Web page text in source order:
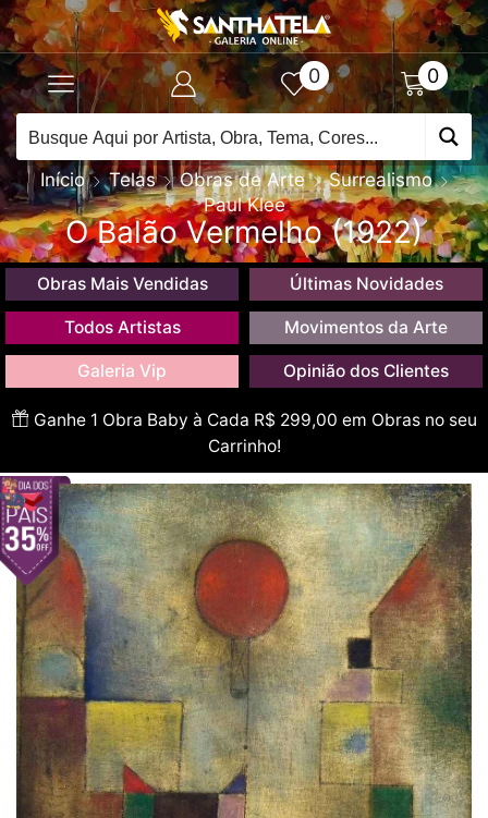
0 0
Início Telas Obras de Arte
Surrealismo
Paul Klee
O Balão Vermelho (1922)
Obras Mais Vendidas Últimas Novidades
Todos Artistas Movimentos da Arte
Galeria Vip Opinião dos Clientes
Ganhe 1 Obra Baby à Cada R$ 299,00 em Obras no seu
Carrinho!